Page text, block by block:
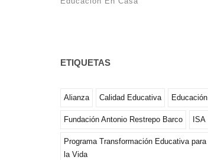
ETIQUETAS
Alianza Calidad Educativa Educación
Fundación Antonio Restrepo Barco ISA
Programa Transformación Educativa para
la Vida